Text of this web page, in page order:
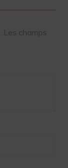
Les champs